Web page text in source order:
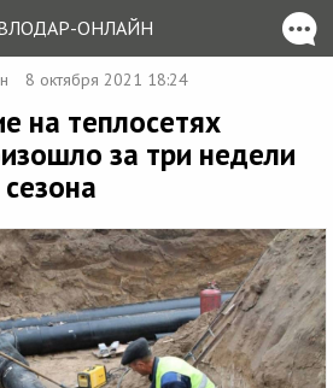
ОНЛАЙН
8 октября 2021 18:24
на теплосетях
за три недели